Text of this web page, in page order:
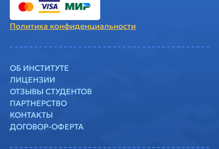
Политика конфиденциальности
ОБ ИНСТИТУТЕ
ЛИЦЕНЗИИ
ОТЗЫВЫ СТУДЕНТОВ
ПАРТНЕРСТВО
КОНТАКТЫ
ДОГОВОР-ОФЕРТА